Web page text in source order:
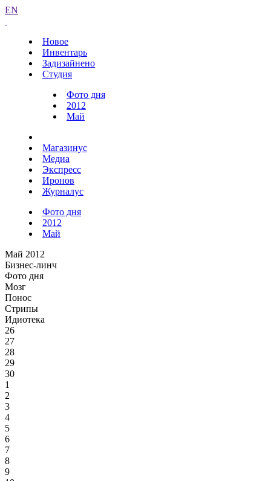
EN
Новое
Инвентарь
Задизайнено
Студия
Фото дня
2012
Май
Магазинус
Медиа
Экспресс
Иронов
Журналус
Фото дня
2012
Май
Май 2012
Бизнес-линч
Фото дня
Мозг
Понос
Стрипы
Идиотека
26
27
28
29
30
1
2
3
4
5
6
7
8
9